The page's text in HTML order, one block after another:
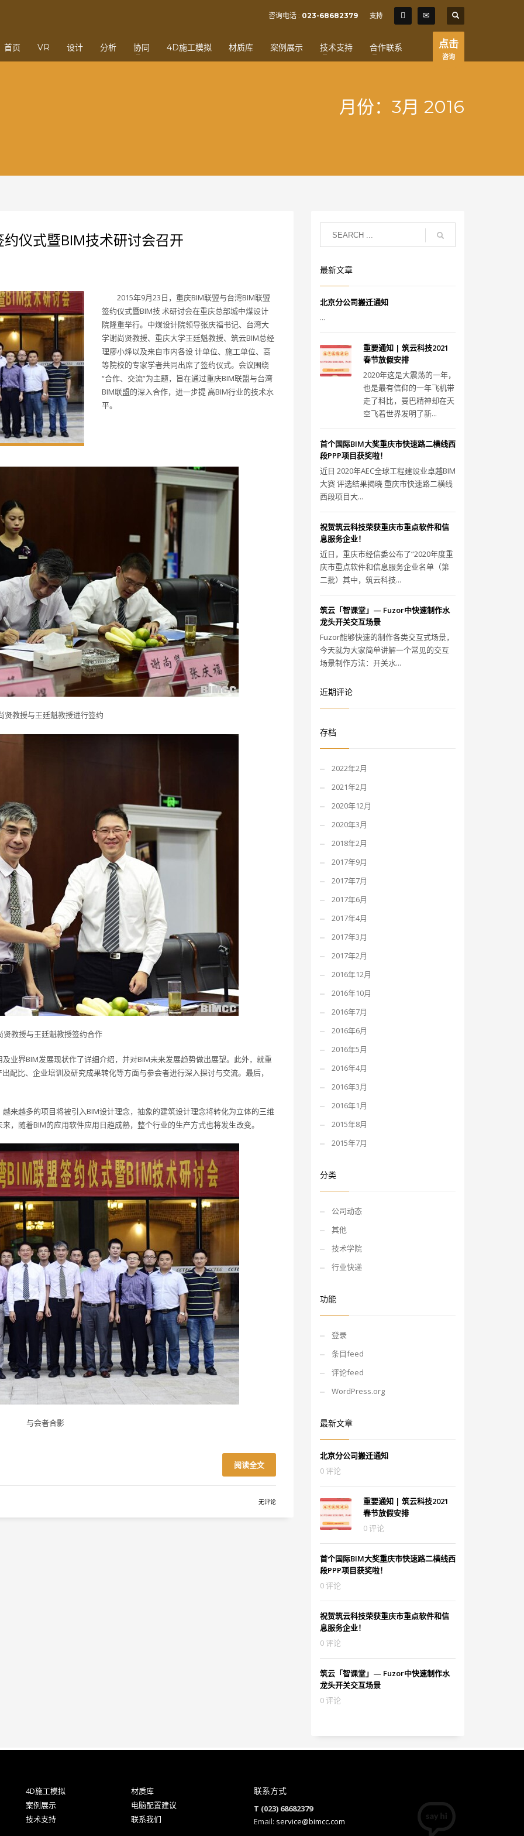
SHOWROOM HOURS
Sat - 9:00AM-5:00PM
Sundays by appointment only!
咨询电话 : 023-68682379 支持
首页 VR 设计 分析 协同 4D施工模拟 材质库 案例展示 技术支持 合作联系 点击
咨询
月份：3月 2016
仪式暨BIM技术研讨会召开
2015年9月23日，重庆BIM联盟与台湾BIM联盟
签约仪式暨BIM技 术研讨会在重庆总部城中煤设计
院隆重举行。中煤设计院领导张庆福书记、台湾大
学谢尚贤教授、重庆大学王廷魁教授、筑云BIM总经
理廖小烽以及来自市内各设 计单位、施工单位、高
等院校的专家学者共同出席了签约仪式。会议围绕
“合作、交流”为主题，旨在通过重庆BIM联盟与台湾
BIM联盟的深入合作，进一步提 高BIM行业的技术水
平。
贤教授与王廷魁教授进行签约
贤教授与王廷魁教授签约合作
业界BIM发展现状作了详细介绍，并对BIM未来发展趋势做出展望。此外，就重
配比、企业培训及研究成果转化等方面与参会者进行深入探讨与交流。最后，
来越多的项目将被引入BIM设计理念，抽象的建筑设计理念将转化为立体的三维
，随着BIM的应用软件应用日趋成熟，整个行业的生产方式也将发生改变。
与会者合影
阅读全文
无评论
最新文章
北京分公司搬迁通知
...
重要通知 | 筑云科技2021
春节放假安排
2020年这是大震荡的一年，
也是最有信仰的一年飞机带
走了科比，曼巴精神却在天
空飞着世界发明了新...
首个国际BIM大奖重庆市快速路二横线西
段PPP项目获奖啦！
近日 2020年AEC全球工程建设业卓越BIM
大赛 评选结果揭晓 重庆市快速路二横线
西段项目大...
祝贺筑云科技荣获重庆市重点软件和信
息服务企业！
近日，重庆市经信委公布了“2020年度重
庆市重点软件和信息服务企业名单（第
二批）其中，筑云科技...
筑云「智课堂」— Fuzor中快速制作水
龙头开关交互场景
Fuzor能够快速的制作各类交互式场景，
今天就为大家简单讲解一个常见的交互
场景制作方法：开关水...
近期评论
存档
2022年2月
2021年2月
2020年12月
2020年3月
2018年2月
2017年9月
2017年7月
2017年6月
2017年4月
2017年3月
2017年2月
2016年12月
2016年10月
2016年7月
2016年6月
2016年5月
2016年4月
2016年3月
2016年1月
2015年8月
2015年7月
分类
公司动态
其他
技术学院
行业快递
功能
登录
条目feed
评论feed
WordPress.org
最新文章
北京分公司搬迁通知
0 评论
重要通知 | 筑云科技2021
春节放假安排
0 评论
首个国际BIM大奖重庆市快速路二横线西
段PPP项目获奖啦！
0 评论
祝贺筑云科技荣获重庆市重点软件和信
息服务企业！
0 评论
筑云「智课堂」— Fuzor中快速制作水
龙头开关交互场景
0 评论
4D施工模拟
材质库
案例展示
电脑配置建议
技术支持
联系我们
联系方式
T (023) 68682379
Email: service@bimcc.com